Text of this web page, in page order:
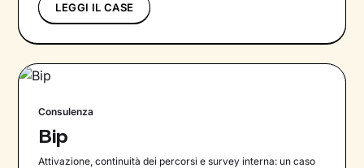
LEGGI IL CASE
Consulenza
Bip
Attivazione, continuità dei percorsi e survey interna: un caso